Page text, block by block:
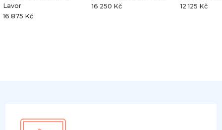
Lavor
16 875 Kč
16 250 Kč
12 125 Kč